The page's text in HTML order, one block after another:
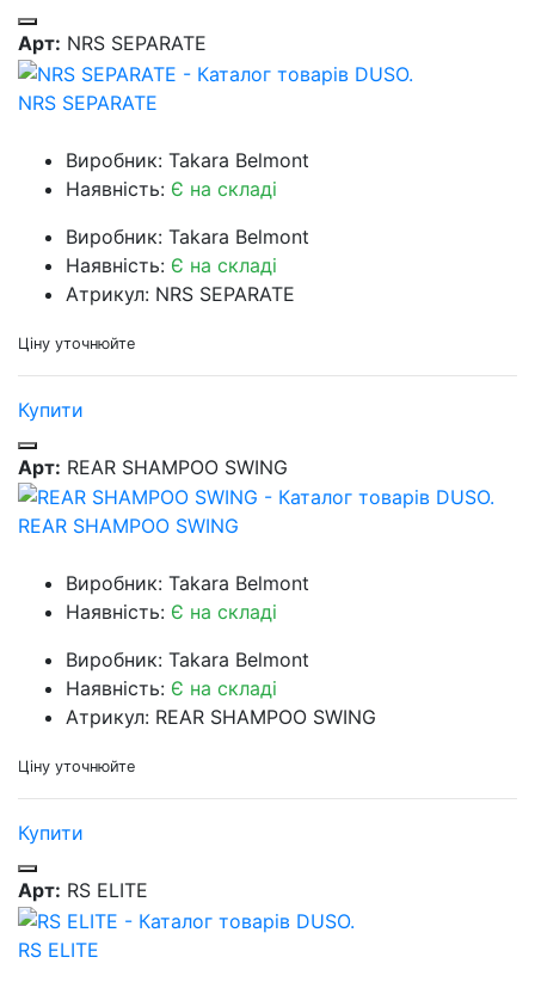
Арт: NRS SEPARATE
NRS SEPARATE
Виробник: Takara Belmont
Наявність: Є на складі
Виробник: Takara Belmont
Наявність: Є на складі
Атрикул: NRS SEPARATE
Ціну уточнюйте
Купити
Арт: REAR SHAMPOO SWING
REAR SHAMPOO SWING
Виробник: Takara Belmont
Наявність: Є на складі
Виробник: Takara Belmont
Наявність: Є на складі
Атрикул: REAR SHAMPOO SWING
Ціну уточнюйте
Купити
Арт: RS ELITE
RS ELITE